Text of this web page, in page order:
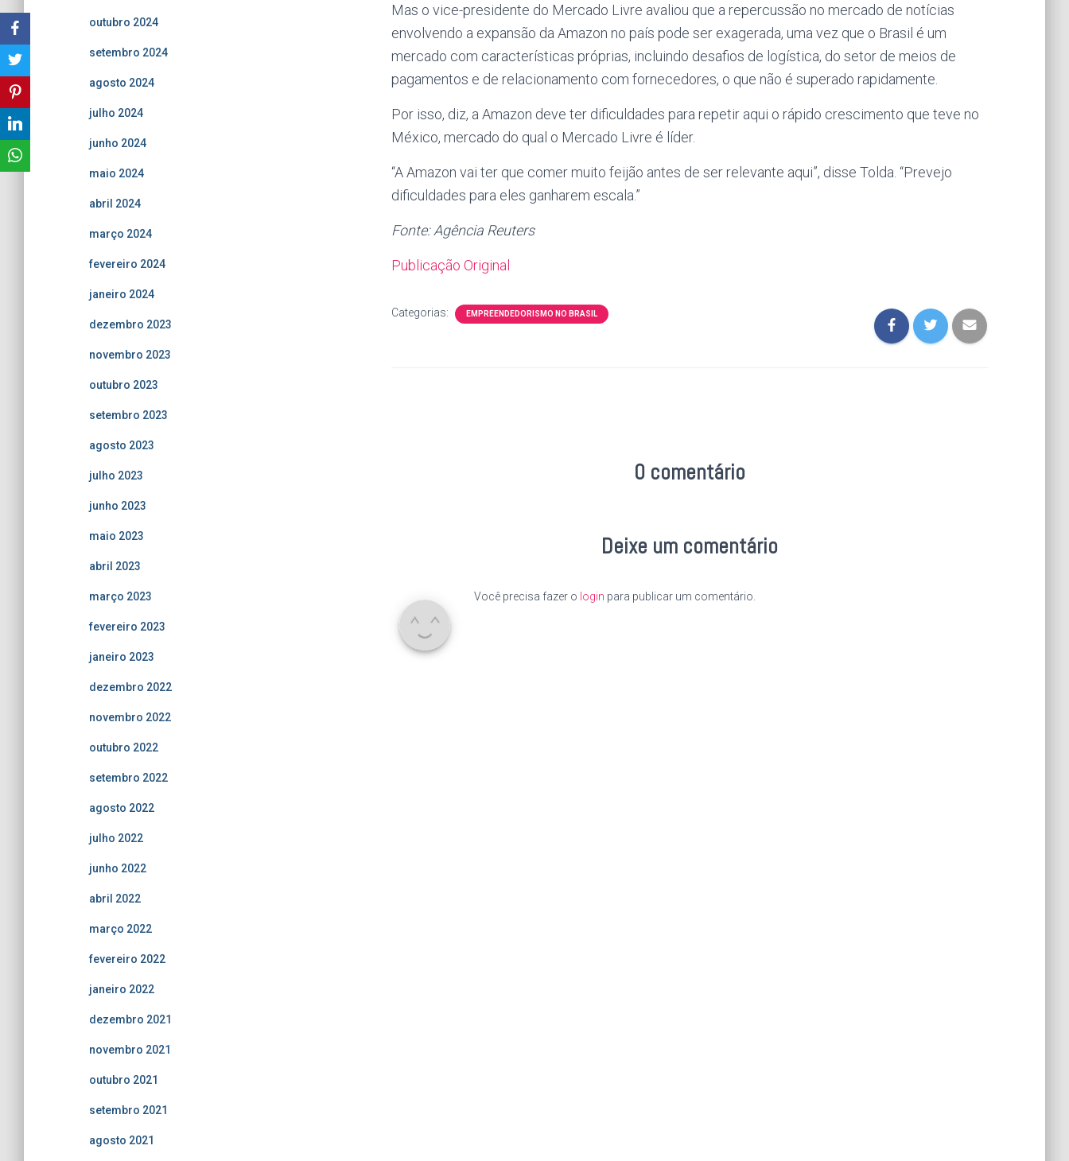
outubro 2024
setembro 2024
agosto 2024
julho 2024
junho 2024
maio 2024
abril 2024
março 2024
fevereiro 2024
janeiro 2024
dezembro 2023
novembro 2023
outubro 2023
setembro 2023
agosto 2023
julho 2023
junho 2023
maio 2023
abril 2023
março 2023
fevereiro 2023
janeiro 2023
dezembro 2022
novembro 2022
outubro 2022
setembro 2022
agosto 2022
julho 2022
junho 2022
abril 2022
março 2022
fevereiro 2022
janeiro 2022
dezembro 2021
novembro 2021
outubro 2021
setembro 2021
agosto 2021
Mas o vice-presidente do Mercado Livre avaliou que a repercussão no mercado de notícias
envolvendo a expansão da Amazon no país pode ser exagerada, uma vez que o Brasil é um
mercado com características próprias, incluindo desafios de logística, do setor de meios de
pagamentos e de relacionamento com fornecedores, o que não é superado rapidamente.
Por isso, diz, a Amazon deve ter dificuldades para repetir aqui o rápido crescimento que teve no
México, mercado do qual o Mercado Livre é líder.
“A Amazon vai ter que comer muito feijão antes de ser relevante aqui”, disse Tolda. “Prevejo
dificuldades para eles ganharem escala.”
Fonte: Agência Reuters
Publicação Original
Categorias: EMPREENDEDORISMO NO BRASIL
0 comentário
Deixe um comentário
Você precisa fazer o login para publicar um comentário.